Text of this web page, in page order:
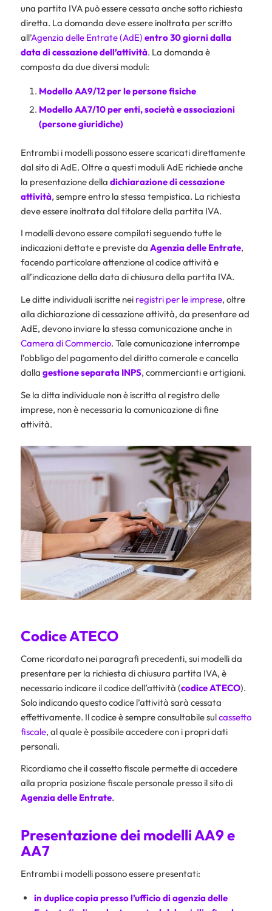
una partita IVA può essere cessata anche sotto richiesta
diretta. La domanda deve essere inoltrata per scritto
all’Agenzia delle Entrate (AdE) entro 30 giorni dalla
data di cessazione dell’attività. La domanda è
composta da due diversi moduli:
Modello AA9/12 per le persone fisiche
Modello AA7/10 per enti, società e associazioni
(persone giuridiche)
Entrambi i modelli possono essere scaricati direttamente
dal sito di AdE. Oltre a questi moduli AdE richiede anche
la presentazione della dichiarazione di cessazione
attività, sempre entro la stessa tempistica. La richiesta
deve essere inoltrata dal titolare della partita IVA.
I modelli devono essere compilati seguendo tutte le
indicazioni dettate e previste da Agenzia delle Entrate,
facendo particolare attenzione al codice attività e
all’indicazione della data di chiusura della partita IVA.
Le ditte individuali iscritte nei registri per le imprese, oltre
alla dichiarazione di cessazione attività, da presentare ad
AdE, devono inviare la stessa comunicazione anche in
Camera di Commercio. Tale comunicazione interrompe
l’obbligo del pagamento del diritto camerale e cancella
dalla gestione separata INPS, commercianti e artigiani.
Se la ditta individuale non è iscritta al registro delle
imprese, non è necessaria la comunicazione di fine
attività.
Codice ATECO
Come ricordato nei paragrafi precedenti, sui modelli da
presentare per la richiesta di chiusura partita IVA, è
necessario indicare il codice dell’attività (codice ATECO).
Solo indicando questo codice l’attività sarà cessata
effettivamente. Il codice è sempre consultabile sulcassetto
fiscale, al quale è possibile accedere con i propri dati
personali.
Ricordiamo che il cassetto fiscale permette di accedere
alla propria posizione fiscale personale presso il sito di
Agenzia delle Entrate.
Presentazione dei modelli AA9 e
AA7
Entrambi i modelli possono essere presentati:
in duplice copia presso l’ufficio di agenzia delle